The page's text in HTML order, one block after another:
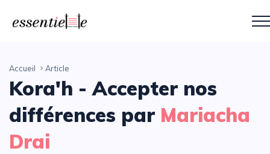
Accueil Article
Kora'h - Accepter nos
différences par Mariacha
Drai